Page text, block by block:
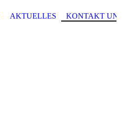
AKTUELLES KONTAKT UND